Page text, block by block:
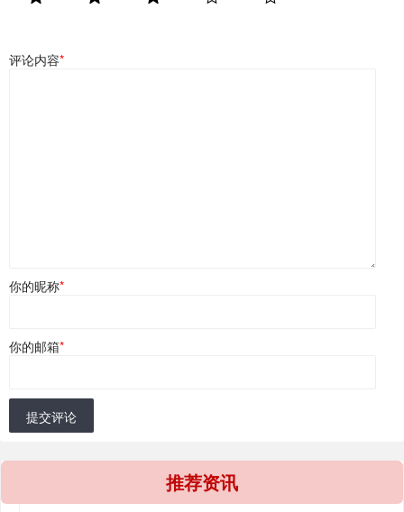
评论内容*
你的昵称*
你的邮箱*
提交评论
推荐资讯